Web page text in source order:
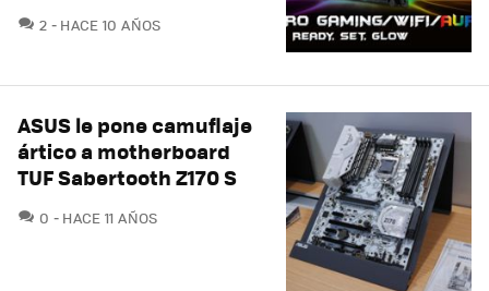
2 COMENTARIOS
HACE 10 AÑOS
ASUS le pone camuflaje
ártico a motherboard
TUF Sabertooth Z170 S
0 COMENTARIOS
HACE 11 AÑOS